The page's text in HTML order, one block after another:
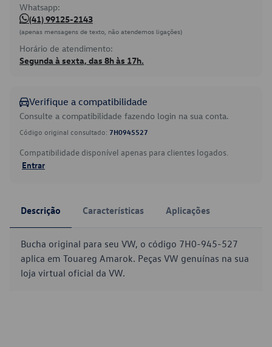
Whatsapp:
(41) 99125-2143
(apenas mensagens de texto, não atendemos ligações)
Horário de atendimento:
Segunda à sexta, das 8h às 17h.
Verifique a compatibilidade
Consulte a compatibilidade fazendo login na sua conta.
Código original consultado: 7H0945527
Compatibilidade disponível apenas para clientes logados.
Entrar
Descrição Características Aplicações
Bucha original para seu VW, o código 7H0-945-527
aplica em Touareg Amarok. Peças VW genuínas na sua
loja virtual oficial da VW.